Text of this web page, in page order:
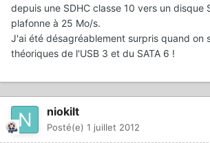
depuis une SDHC classe 10 vers un disque
plafonne à 25 Mo/s.
J'ai été désagréablement surpris quand on
théoriques de l'USB 3 et du SATA 6 !
niokilt
Posté(e) 1 juillet 2012